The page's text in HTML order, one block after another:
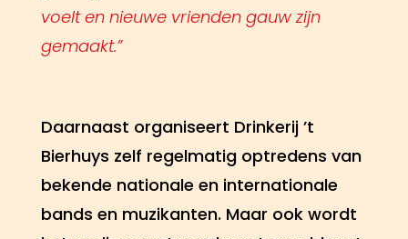
voelt en nieuwe vrienden gauw zijn
gemaakt.”
Daarnaast organiseert Drinkerij ’t
Bierhuys zelf regelmatig optredens van
bekende nationale en internationale
bands en muzikanten. Maar ook wordt